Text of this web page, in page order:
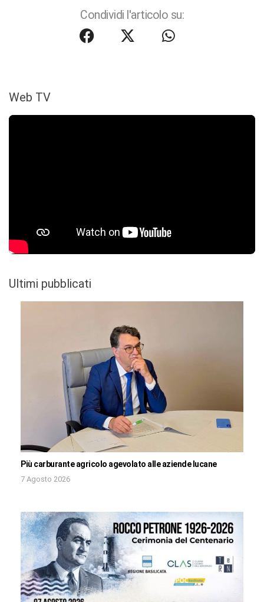
Condividi l'articolo su:
Web TV
Ultimi pubblicati
Più carburante agricolo agevolato alle aziende lucane
7 Agosto 2026